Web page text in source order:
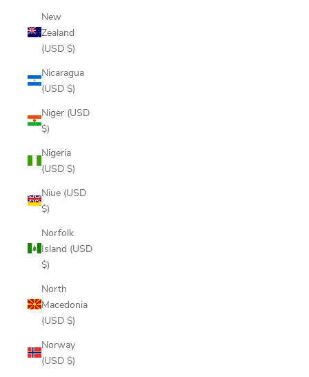
New
Zealand
(USD $)
Nicaragua
(USD $)
Niger (USD
$)
Nigeria
(USD $)
Niue (USD
$)
Norfolk
Island (USD
$)
North
Macedonia
(USD $)
Norway
(USD $)